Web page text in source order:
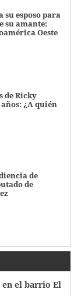
su esposo para
su amante:
Oeste
de Ricky
¿A quién
de
de
en el barrio El